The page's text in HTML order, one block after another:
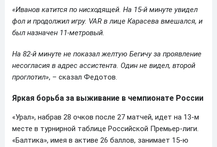
«Иванов катится по нисходящей. На 15-й минуте увидел
фол и продолжил игру. VAR в лице Карасева вмешался, и
был назначен 11-метровый.
На 82-й минуте не показал желтую Бегичу за проявление
несогласия в адрес ассистента. Один не видел, второй
проглотил», – сказал Федотов.
Яркая борьба за выживание в чемпионате России
«Урал», набрав 28 очков после 27 матчей, идет на 13-м
месте в турнирной таблице Российской Премьер-лиги.
«Балтика», имея в активе 26 баллов, занимает 15-ю